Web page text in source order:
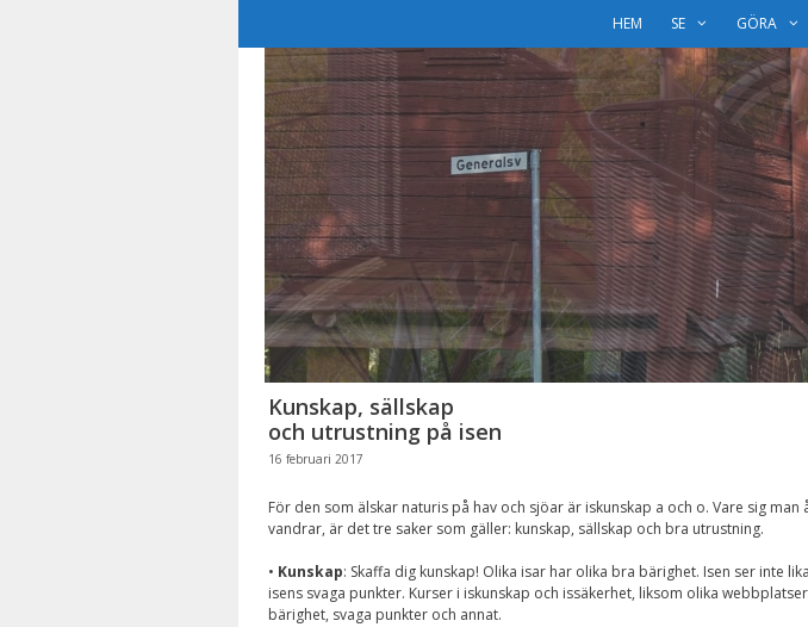
HEM SE GÖRA
Kunskap, sällskap
och utrustning på isen
16 februari 2017
För den som älskar naturis på hav och sjöar är iskunskap a och o. Vare sig
vandrar, är det tre saker som gäller: kunskap, sällskap och bra utrustning.
• Kunskap: Skaffa dig kunskap! Olika isar har olika bra bärighet. Isen ser inte
isens svaga punkter. Kurser i iskunskap och issäkerhet, liksom olika
bärighet, svaga punkter och annat.